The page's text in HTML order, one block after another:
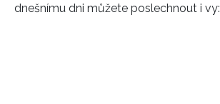
dnešnímu dni můžete poslechnout i vy: